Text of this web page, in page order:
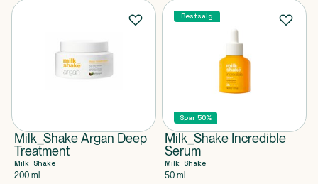
Milk_Shake Argan Deep
Treatment
Milk_Shake
200 ml
Restsalg
Spar 50%
Milk_Shake Incredible
Serum
Milk_Shake
50 ml